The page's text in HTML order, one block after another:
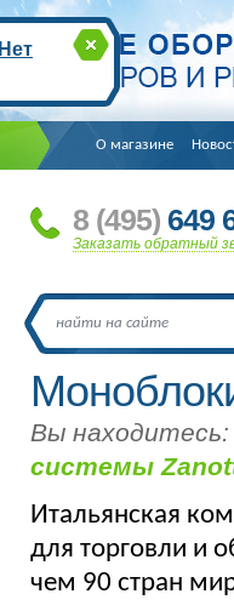
Нет
О магазине
8 (495) 649
Заказать обратный
Вы находитесь:
системы
Итальянская
для торговли и
чем 90 стран